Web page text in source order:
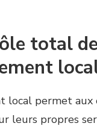
total
local permet
leurs propres